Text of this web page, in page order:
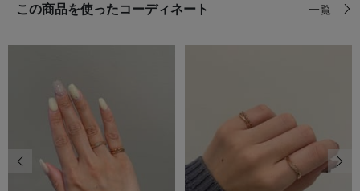
この商品を使ったコーディネート 一覧
前の画像